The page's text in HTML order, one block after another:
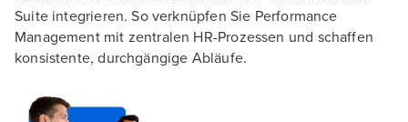
Suite integrieren. So verknüpfen Sie Performance
Management mit zentralen HR-Prozessen und schaffen
konsistente, durchgängige Abläufe.